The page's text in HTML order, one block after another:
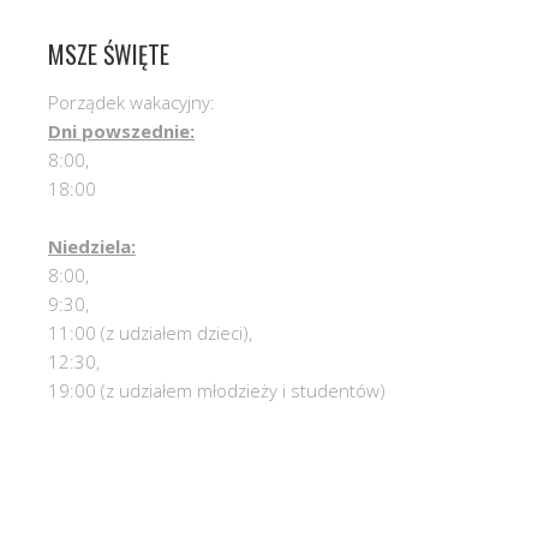
MSZE ŚWIĘTE
Porządek wakacyjny:
Dni powszednie:
8:00,
18:00
Niedziela:
8:00,
9:30,
11:00 (z udziałem dzieci),
12:30,
19:00 (z udziałem młodzieży i studentów)